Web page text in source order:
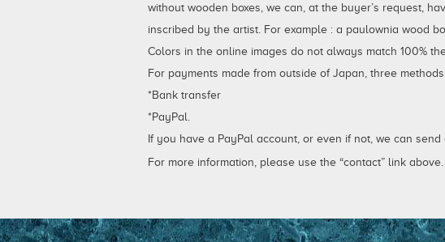
without wooden boxes, we can, at the buyer’s request,
inscribed by the artist. For example : a paulownia wood
Colors in the online images do not always match 100%
For payments made from outside of Japan, three
*Bank transfer
*PayPal.
If you have a PayPal account, or even if not, we can
For more information, please use the “contact” link above